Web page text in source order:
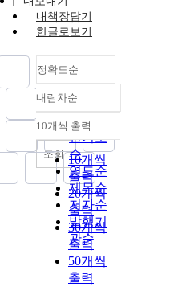
내책장담기
한글로보기
정확도순
정확도
순
인기도
순
연도순
제목순
저자순
발행기
관순
내림차순
내림차순
10개씩 출력
10개씩
출력
20개씩
출력
30개씩
출력
50개씩
출력
조회